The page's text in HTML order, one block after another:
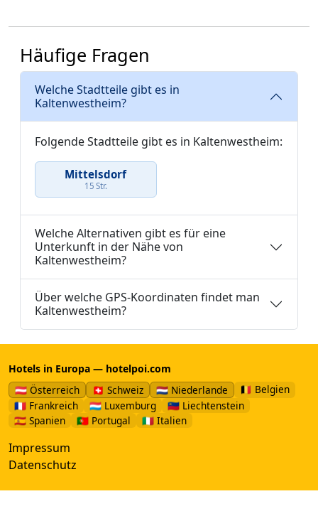
Häufige Fragen
Welche Stadtteile gibt es in
Kaltenwestheim?
Folgende Stadtteile gibt es in Kaltenwestheim:
Mittelsdorf
15 Str.
Welche Alternativen gibt es für eine
Unterkunft in der Nähe von
Kaltenwestheim?
Über welche GPS-Koordinaten findet man
Kaltenwestheim?
Hotels in Europa — hotelpoi.com
🇦🇹 Österreich
🇨🇭 Schweiz 🇳🇱 Niederlande
🇧🇪 Belgien
🇫🇷 Frankreich
🇱🇺 Luxemburg
🇱🇮 Liechtenstein
🇪🇸 Spanien
🇵🇹 Portugal 🇮🇹 Italien
Impressum
Datenschutz